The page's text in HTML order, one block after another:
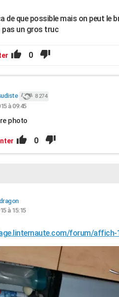
de que possible mais on peut le
pas un gros truc
0
8 274
à 09:45
photo
0
à 15:15
forum/